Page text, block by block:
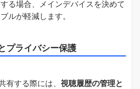
る場合、メインデバイスを決めて
ルが軽減します。
プライバシー保護
有する際には、 視聴履歴の管理と